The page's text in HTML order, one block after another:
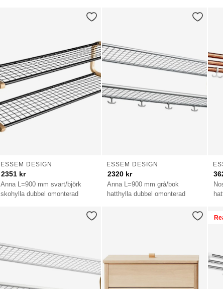
Anna L=900 mm svart/björk
skohylla dubbel omonterad
ESSEM DESIGN
2351 kr
Anna L=900 mm grå/bok
hatthylla dubbel omonterad
ESSEM DESIGN
2320 kr